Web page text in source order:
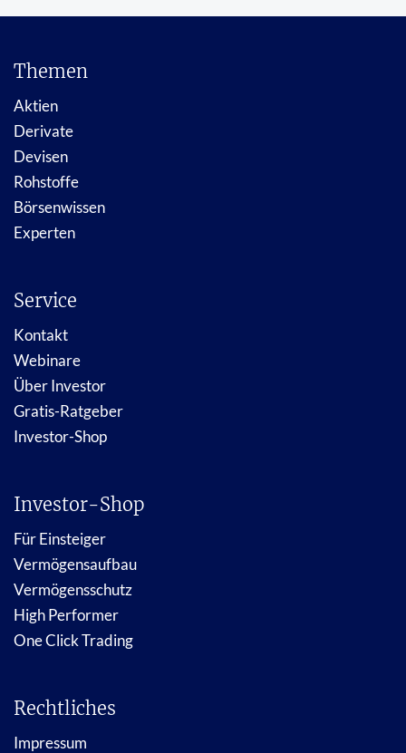
Themen
Aktien
Derivate
Devisen
Rohstoffe
Börsenwissen
Experten
Service
Kontakt
Webinare
Über Investor
Gratis-Ratgeber
Investor-Shop
Investor-Shop
Für Einsteiger
Vermögensaufbau
Vermögensschutz
High Performer
One Click Trading
Rechtliches
Impressum